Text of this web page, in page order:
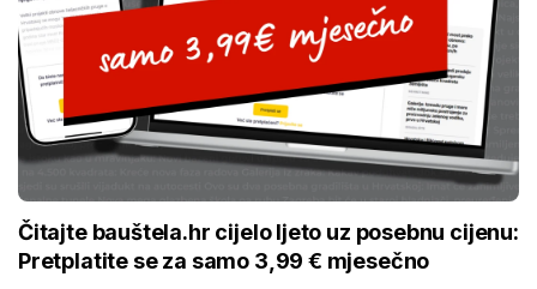
Čitajte bauštela.hr cijelo ljeto uz posebnu cijenu:
Pretplatite se za samo 3,99 € mjesečno